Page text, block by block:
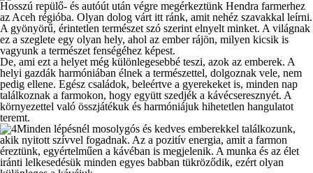
Hosszú repülő- és autóút után végre megérkeztünk Hendra farmerhez
az Aceh régióba. Olyan dolog várt itt ránk, amit nehéz szavakkal leírni.
A gyönyörű, érintetlen természet szó szerint elnyelt minket. A világnak
ez a szeglete egy olyan hely, ahol az ember rájön, milyen kicsik is
vagyunk a természet fenségéhez képest.
De, ami ezt a helyet még különlegesebbé teszi, azok az emberek. A
helyi gazdák harmóniában élnek a természettel, dolgoznak vele, nem
pedig ellene. Egész családok, beleértve a gyerekeket is, minden nap
találkoznak a farmokon, hogy együtt szedjék a kávécseresznyét. A
környezettel való összjátékuk és harmóniájuk hihetetlen hangulatot
teremt.
Minden lépésnél mosolygós és kedves emberekkel találkozunk,
akik nyitott szívvel fogadnak. Az a pozitív energia, amit a farmon
éreztünk, egyértelműen a kávéban is megjelenik. A munka és az élet
iránti lelkesedésük minden egyes babban tükröződik, ezért olyan